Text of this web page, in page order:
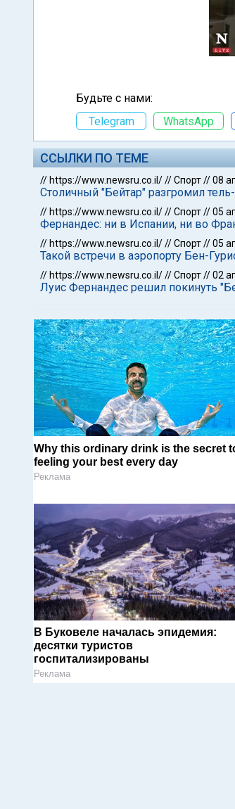
Будьте с нами:
Telegram
WhatsApp
ССЫЛКИ ПО ТЕМЕ
// https://www.newsru.co.il///Спорт//08
Столичный "Бейтар" разгромил
// https://www.newsru.co.il///Спорт//05
Фернандес: ни в Испании, ни во
// https://www.newsru.co.il///Спорт//05
Такой встречи в аэропорту Бен-
// https://www.newsru.co.il///Спорт//02
Луис Фернандес решил покинуть
Why this ordinary drink is the secret
feeling your best every day
Реклама
В Буковеле началась эпидемия:
десятки туристов
госпитализированы
Реклама